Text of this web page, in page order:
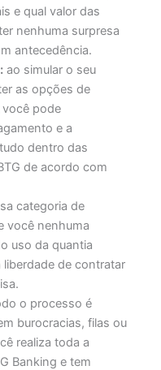
e qual valor das
nenhuma surpresa
antecedência.
ao simular o seu
as opções de
pode
e a
dentro das
de acordo com
categoria de
você nenhuma
uso da quantia
liberdade de contratar
o processo é
burocracias, filas ou
realiza toda a
Banking e tem